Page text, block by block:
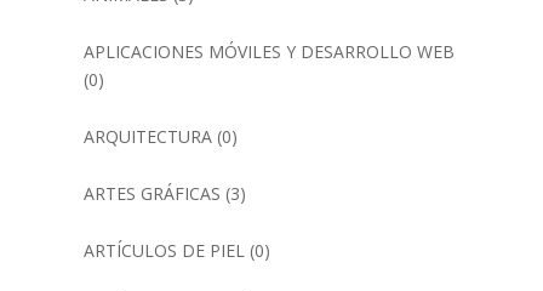
APLICACIONES MÓVILES Y DESARROLLO WEB
(0)
ARQUITECTURA(0)
ARTES GRÁFICAS (3)
ARTÍCULOS DE PIEL (0)